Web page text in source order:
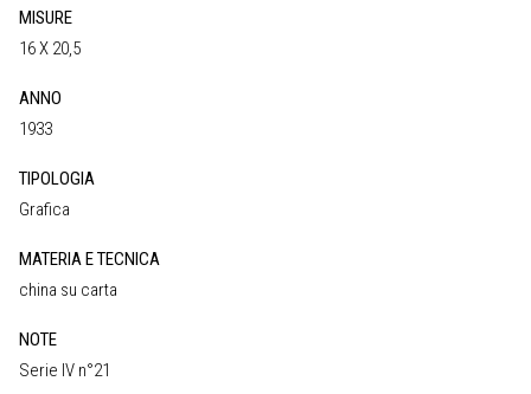
MISURE
16 X 20,5
ANNO
1933
TIPOLOGIA
Grafica
MATERIA E TECNICA
china su carta
NOTE
Serie IV n°21